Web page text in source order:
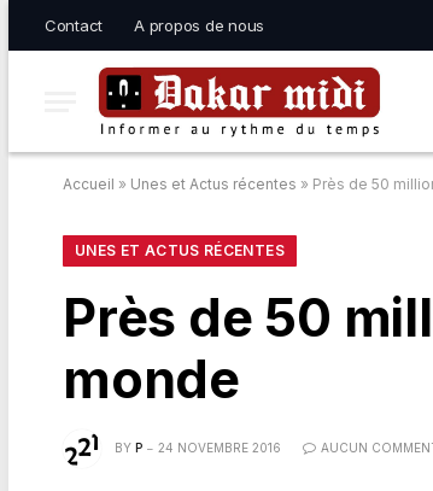
Contact A propos de nous
Accueil » Unes et Actus récentes » Près de 50
UNES ET ACTUS RÉCENTES
Près de 50
monde
BY P 24 NOVEMBRE 2016 AUCUN